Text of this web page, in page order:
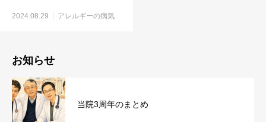
2024.08.29 アレルギーの病気
お知らせ
当院3周年のまとめ